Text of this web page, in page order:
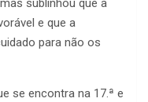
sublinhou que a
e que a
para não os
se encontra na 17.ª e